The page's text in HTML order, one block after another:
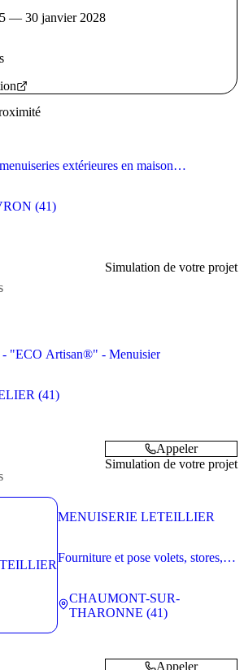
— 30 janvier 2028
extérieures en maison
(41)
Simulation de votre projet
- "ECO Artisan®" - Menuisier
(41)
Appeler
Simulation de votre projet
MENUISERIE LETEILLIER
Fourniture et pose volets, stores,
résidentiel et tertiaire
CHAUMONT-SUR-
THARONNE (41)
Appeler